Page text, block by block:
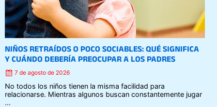
NIÑOS RETRAÍDOS O POCO SOCIABLES: QUÉ SIGNIFICA
Y CUÁNDO DEBERÍA PREOCUPAR A LOS PADRES
7 de agosto de 2026
No todos los niños tienen la misma facilidad para
relacionarse. Mientras algunos buscan constantemente jugar
...